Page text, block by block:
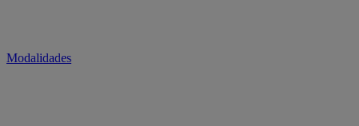
Modalidades